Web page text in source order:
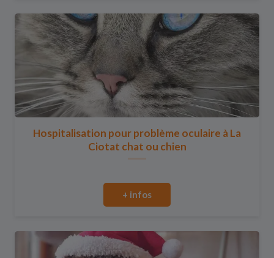
Hospitalisation pour problème oculaire à La
Ciotat chat ou chien
+ infos